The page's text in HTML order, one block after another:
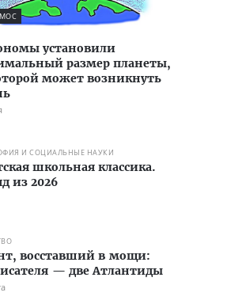
установили
размер планеты,
может возникнуть
И СОЦИАЛЬНЫЕ НАУКИ
школьная классика.
из 2026
восставший в мощи:
— две Атлантиды